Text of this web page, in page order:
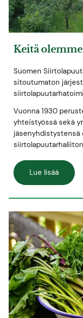
Keitä
Suomen
sitoutumaton
Vuonna 1930
yhteistyössä sekä
jäsenyhdistystensä
Lue lisää